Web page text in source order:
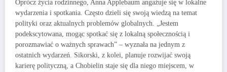
Oprócz życia rodzinnego, Anna Applebaum angażuje się w lokalne
wydarzenia i spotkania. Często dzieli się swoją wiedzą na temat
polityki oraz aktualnych problemów globalnych. „Jestem
podekscytowana, mogąc spotkać się z lokalną społecznością i
porozmawiać o ważnych sprawach” – wyznała na jednym z
ostatnich wydarzeń. Sikorski, z kolei, planuje rozwijać swoją
karierę polityczną, a Chobielin staje się dla niego miejscem, w